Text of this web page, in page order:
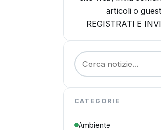
articoli o
REGISTRATI E
Cerca:
CATEGORIE
Ambiente